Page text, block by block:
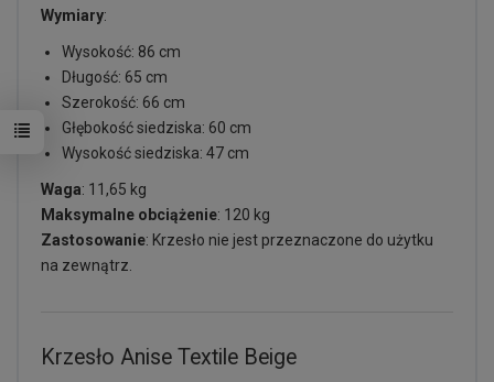
Wymiary:
Wysokość: 86 cm
Długość: 65 cm
Szerokość: 66 cm
Głębokość siedziska: 60 cm
Wysokość siedziska: 47 cm
Waga: 11,65 kg
Maksymalne obciążenie: 120 kg
Zastosowanie: Krzesło nie jest przeznaczone do użytku
na zewnątrz.
Krzesło Anise Textile Beige